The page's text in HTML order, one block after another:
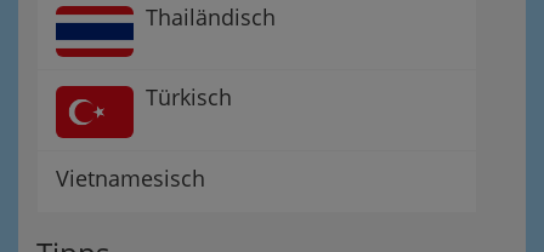
Thailändisch
Türkisch
Vietnamesisch